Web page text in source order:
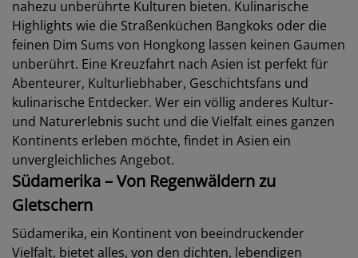
nahezu unberührte Kulturen bieten. Kulinarische
Highlights wie die Straßenküchen Bangkoks oder die
feinen Dim Sums von Hongkong lassen keinen Gaumen
unberührt. Eine Kreuzfahrt nach Asien ist perfekt für
Abenteurer, Kulturliebhaber, Geschichtsfans und
kulinarische Entdecker. Wer ein völlig anderes Kultur-
und Naturerlebnis sucht und die Vielfalt eines ganzen
Kontinents erleben möchte, findet in Asien ein
unvergleichliches Angebot.
Südamerika – Von Regenwäldern zu
Gletschern
Südamerika, ein Kontinent von beeindruckender
Vielfalt, bietet alles, von den dichten, lebendigen